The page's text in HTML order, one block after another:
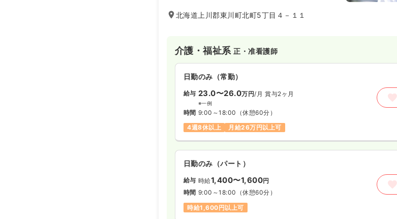
北海道上川郡東川町北町5丁目４－１１
介護・福祉系正・准看護師
日勤のみ（常勤）
給与 23.0〜26.0万円/月 賞与2ヶ月
※一例
時間 9:00～18:00 （休憩60分）
4週8休以上
月給26万円以上可
日勤のみ（パート）
給与 時給1,400〜1,600円
時間 9:00～18:00 （休憩60分）
時給1,600円以上可